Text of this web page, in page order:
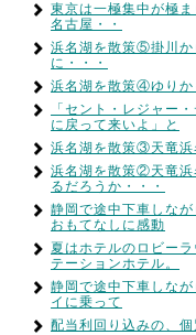
東京は一極集中が極
名古屋・・
浜名湖を散策⑤掛川か
に・・・
浜名湖を散策④ゆりか
「セント・レジャー
に戻って来いよ」と
浜名湖を散策③天竜浜
浜名湖を散策②天竜浜
るだろうか・・・
静岡で途中下車しな
おもてなしに感動
夏はホテルのロビー
テーションホテル。
静岡で途中下車しな
イに乗って
配当利回り込みの、